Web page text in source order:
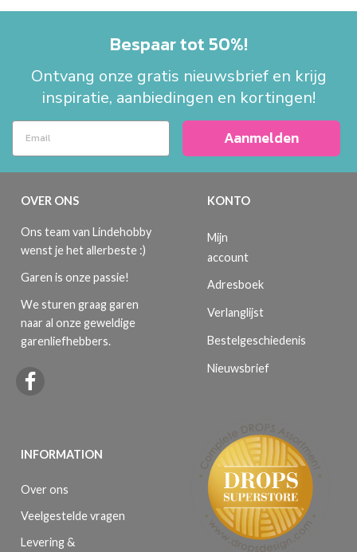
Bespaar tot 50%!
Ontvang onze gratis nieuwsbrief en krijg
inspiratie, aanbiedingen en kortingen!
Aanmelden
OVER ONS
Ons team van Lindehobby
wenst je het allerbeste :)
Garen is onze passie!
We sturen graag garen
naar al onze geweldige
garenliefhebbers.
INFORMATION
Over ons
Veelgestelde vragen
Levering &
KONTO
Mijn
account
Adresboek
Verlanglijst
Bestelgeschiedenis
Nieuwsbrief